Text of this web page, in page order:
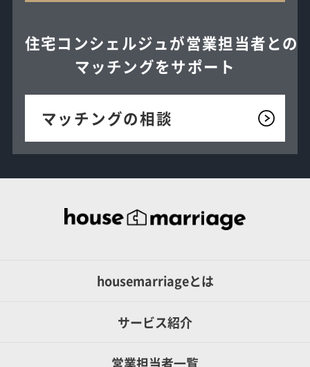
住宅コンシェルジュが営業担当者との
マッチングをサポート
マッチングの相談
housemarriageとは
サービス紹介
営業担当者一覧